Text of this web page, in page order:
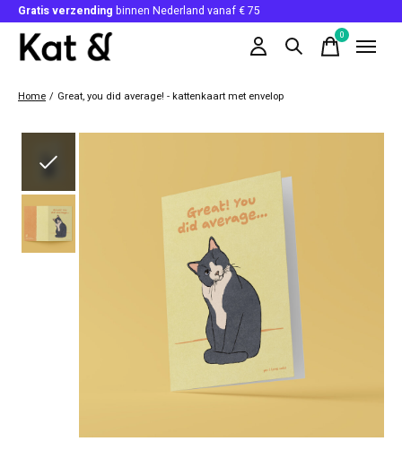
Gratis verzending binnen Nederland vanaf € 75
0items
Home / Great, you did average! - kattenkaart met envelop